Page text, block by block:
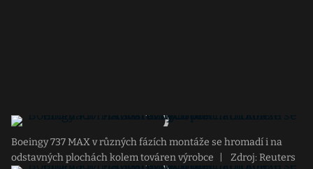
Boeingy 737 MAX v různých fázích montáže se hromadí i na
odstavných plochách kolem továren výrobce
Zdroj: Reuters